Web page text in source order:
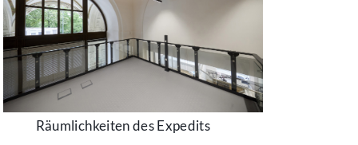
Räumlichkeiten des Expedits